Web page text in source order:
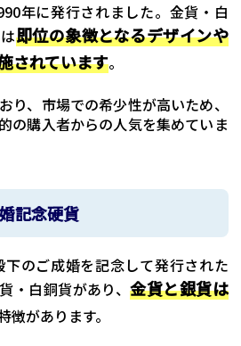
年に発行されました。金貨・白
即位の象徴となるデザインや
されています。
り、市場での希少性が高いため、
の購入者からの人気を集めていま
記念硬貨
のご成婚を記念して発行された
・白銅貨があり、金貨と銀貨は
徴があります。